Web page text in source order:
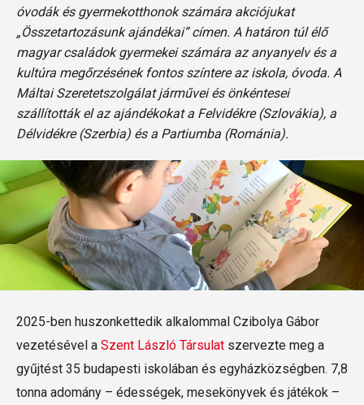
óvodák és gyermekotthonok számára akciójukat
„Összetartozásunk ajándékai” címen. A határon túl élő
magyar családok gyermekei számára az anyanyelv és a
kultúra megőrzésének fontos színtere az iskola, óvoda. A
Máltai Szeretetszolgálat járművei és önkéntesei
szállították el az ajándékokat a Felvidékre (Szlovákia), a
Délvidékre (Szerbia) és a Partiumba (Románia).
2025-ben huszonkettedik alkalommal Czibolya Gábor
vezetésével a Szent László Társulat szervezte meg a
gyűjtést 35 budapesti iskolában és egyházközségben. 7,8
tonna adomány – édességek, mesekönyvek és játékok –